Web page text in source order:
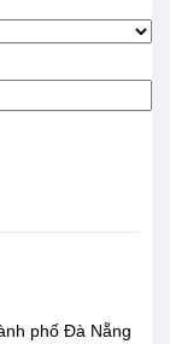
phố Đà Nẵng